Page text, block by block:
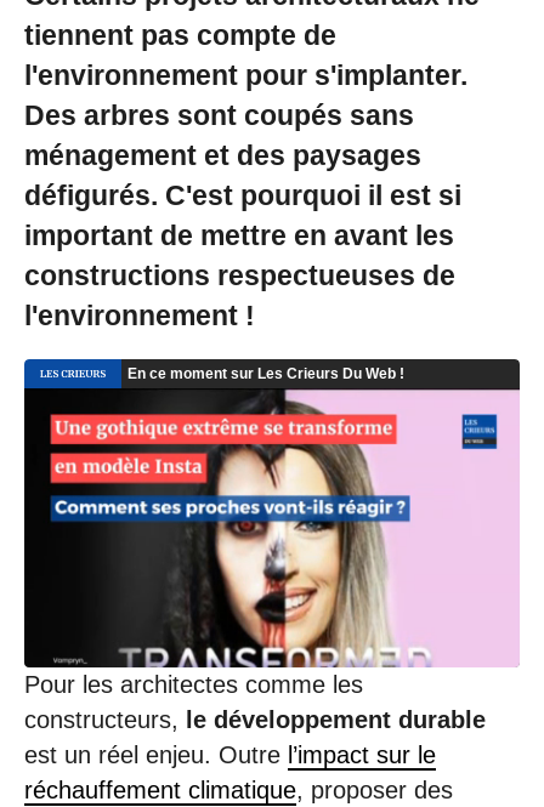
tiennent pas compte de
l'environnement pour s'implanter.
Des arbres sont coupés sans
ménagement et des paysages
défigurés. C'est pourquoi il est si
important de mettre en avant les
constructions respectueuses de
l'environnement !
Pour les architectes comme les
constructeurs, le développement durable
est un réel enjeu. Outre l’impact sur le
réchauffement climatique, proposer des